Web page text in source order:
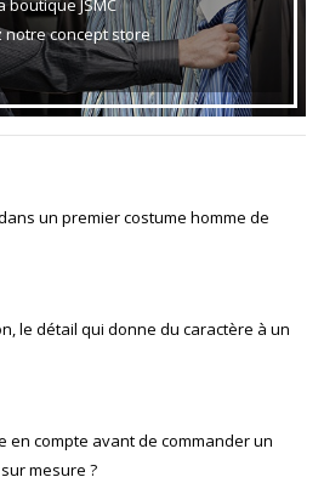
boutique JSMC
notre concept store
un premier costume homme de
le détail qui donne du caractère à un
en compte avant de commander un
mesure ?